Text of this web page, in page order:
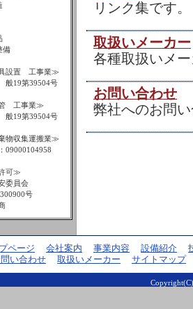
備
設置 工事業≫
般19第39504号
工事業≫
般19第39504号
物収集運搬業≫
09000104958
可≫
委員会
号
リンク集です。
取扱いメーカー
各種取扱いメ
お問い合わせ
弊社へのお問
ページ 会社案内 事業内容 設備紹介
い合わせ 取扱いメーカー サイトマップ